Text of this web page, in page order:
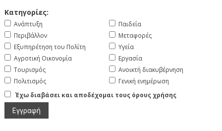
Κατηγορίες:
Ανάπτυξη
Περιβάλλον
Εξυπηρέτηση του Πολίτη
Αγροτική Οικονομία
Τουρισμός
Πολιτισμός
Παιδεία
Μεταφορές
Υγεία
Εργασία
Ανοικτή διακυβέρνηση
Γενική ενημέρωση
Έχω διαβάσει και αποδέχομαι τους όρους χρήσης